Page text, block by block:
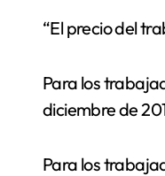
“El precio del
Para los
diciembre de
Para los